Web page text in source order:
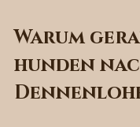
Warum
hunden